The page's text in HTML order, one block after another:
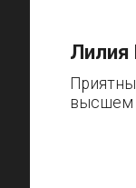
Лилия
высшем